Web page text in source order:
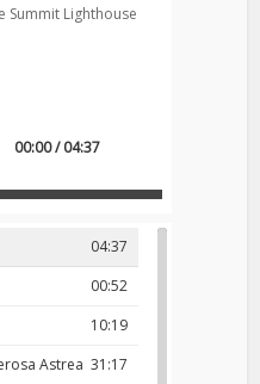
Summit Lighthouse
00:00 / 04:37
04:37
00:52
10:19
31:17
Astrea